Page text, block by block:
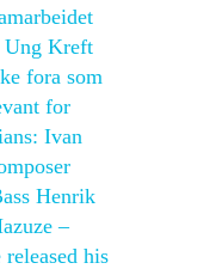
Ung Kreft
fora som
for
Ivan
Henrik
–
his